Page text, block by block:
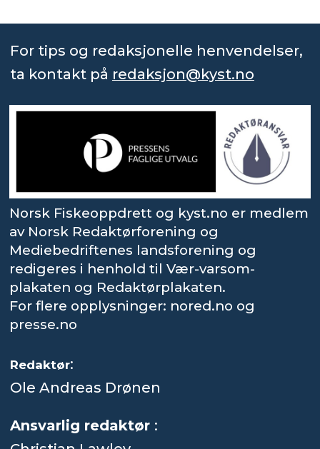
For tips og redaksjonelle henvendelser,
ta kontakt på redaksjon@kyst.no
Norsk Fiskeoppdrett og kyst.no er medlem
av Norsk Redaktørforening og
Mediebedriftenes landsforening og
redigeres i henhold til Vær-varsom-
plakaten og Redaktørplakaten.
For flere opplysninger: nored.no og
presse.no
Redaktør:
Ole Andreas Drønen
Ansvarlig redaktør :